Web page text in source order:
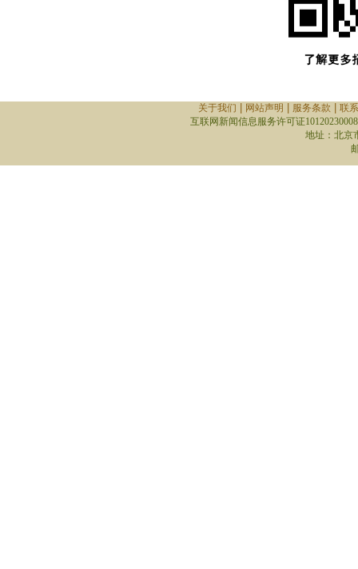
关于我们 网站声明 服务条款
联
互联网新闻信息服务许可证10120230008
地址：北京